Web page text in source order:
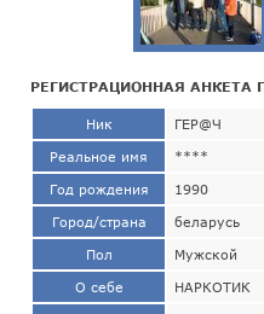
РЕГИСТРАЦИОННАЯ АНКЕТА
Ник ГЕР@Ч
Реальное имя ****
Год рождения 1990
Город/страна беларусь
Пол Мужской
О себе НАРКОТИК